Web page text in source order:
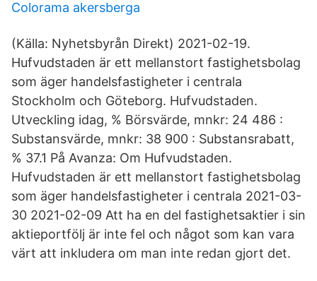
Colorama akersberga
(Källa: Nyhetsbyrån Direkt) 2021-02-19.
Hufvudstaden är ett mellanstort fastighetsbolag
som äger handelsfastigheter i centrala
Stockholm och Göteborg. Hufvudstaden.
Utveckling idag, % Börsvärde, mnkr: 24 486 :
Substansvärde, mnkr: 38 900 : Substansrabatt,
% 37.1 På Avanza: Om Hufvudstaden.
Hufvudstaden är ett mellanstort fastighetsbolag
som äger handelsfastigheter i centrala 2021-03-
30 2021-02-09 Att ha en del fastighetsaktier i sin
aktieportfölj är inte fel och något som kan vara
värt att inkludera om man inte redan gjort det.